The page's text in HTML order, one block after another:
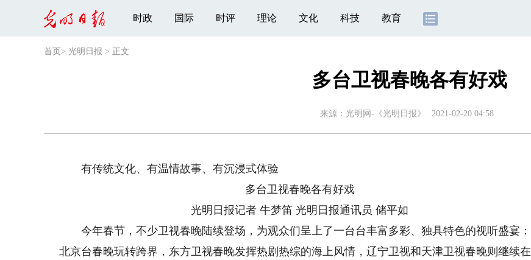
时政 国际 时评 理论 文化 科技 教育
首页 > 光明日报 > 正文
多台卫视春晚各有好戏
来源： 光明网-《光明日报》 2021-02-20 04:58
有传统文化、有温情故事、有沉浸式体验
多台卫视春晚各有好戏
光明日报记者 牛梦笛 光明日报通讯员 储平如
今年春节，不少卫视春晚陆续登场，为观众们呈上了一台台丰富多彩、独具特色的视听盛宴：
北京台春晚玩转跨界，东方卫视春晚发挥热剧热综的海上风情，辽宁卫视和天津卫视春晚则继续在